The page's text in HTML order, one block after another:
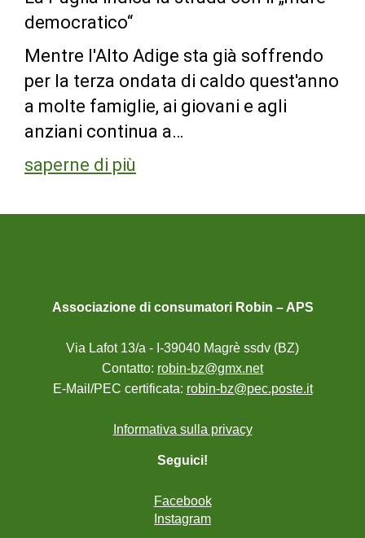
democratico“
Mentre l'Alto Adige sta già soffrendo
per la terza ondata di caldo quest'anno
a molte famiglie, ai giovani e agli
anziani continua a…
saperne di più
Associazione di consumatori Robin – APS
Via Lafot 13/a - I-39040 Magrè ssdv (BZ)
Contatto: robin-bz@gmx.net
E-Mail/PEC certificata: robin-bz@pec.poste.it
Informativa sulla privacy
Seguici!
Facebook
Instagram